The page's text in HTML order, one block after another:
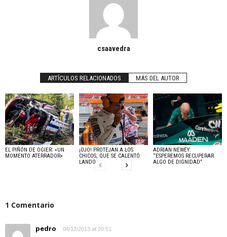
csaavedra
ARTÍCULOS RELACIONADOS MÁS DEL AUTOR
EL PIÑÓN DE OGIER: «UN
MOMENTO ATERRADOR»
¡OJO! PROTEJAN A LOS
CHICOS, QUE SE CALENTÓ
LANDO
ADRIAN NEWEY:
“ESPEREMOS RECUPERAR
ALGO DE DIGNIDAD”
1 Comentario
pedro 04/12/2013 at 20:51